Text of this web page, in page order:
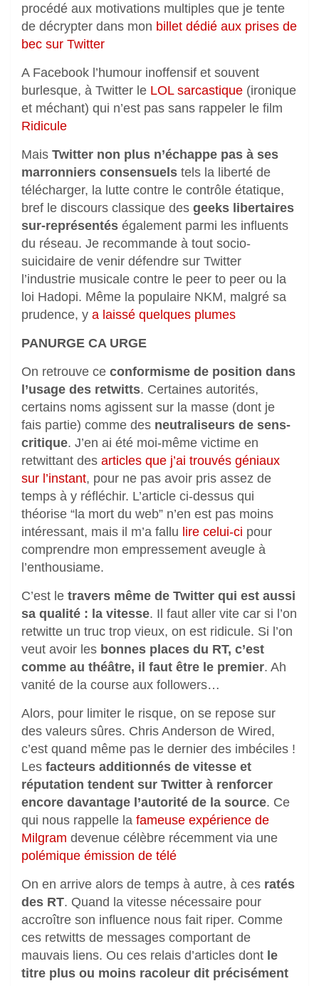
procédé aux motivations multiples que je tente
de décrypter dans mon billet dédié aux prises de
bec sur Twitter
A Facebook l’humour inoffensif et souvent
burlesque, à Twitter le LOL sarcastique (ironique
et méchant) qui n’est pas sans rappeler le film
Ridicule
Mais Twitter non plus n’échappe pas à ses
marronniers consensuels tels la liberté de
télécharger, la lutte contre le contrôle étatique,
bref le discours classique des geeks libertaires
sur-représentés également parmi les influents
du réseau. Je recommande à tout socio-
suicidaire de venir défendre sur Twitter
l’industrie musicale contre le peer to peer ou la
loi Hadopi. Même la populaire NKM, malgré sa
prudence, y a laissé quelques plumes
PANURGE CA URGE
On retrouve ce conformisme de position dans
l’usage des retwitts. Certaines autorités,
certains noms agissent sur la masse (dont je
fais partie) comme des neutraliseurs de sens-
critique. J’en ai été moi-même victime en
retwittant des articles que j’ai trouvés géniaux
sur l’instant, pour ne pas avoir pris assez de
temps à y réfléchir. L’article ci-dessus qui
théorise “la mort du web” n’en est pas moins
intéressant, mais il m’a fallu lire celui-ci pour
comprendre mon empressement aveugle à
l’enthousiame.
C’est le travers même de Twitter qui est aussi
sa qualité : la vitesse. Il faut aller vite car si l’on
retwitte un truc trop vieux, on est ridicule. Si l’on
veut avoir les bonnes places du RT, c’est
comme au théâtre, il faut être le premier. Ah
vanité de la course aux followers…
Alors, pour limiter le risque, on se repose sur
des valeurs sûres. Chris Anderson de Wired,
c’est quand même pas le dernier des imbéciles !
Les facteurs additionnés de vitesse et
réputation tendent sur Twitter à renforcer
encore davantage l’autorité de la source. Ce
qui nous rappelle la fameuse expérience de
Milgram devenue célèbre récemment via une
polémique émission de télé
On en arrive alors de temps à autre, à ces ratés
des RT. Quand la vitesse nécessaire pour
accroître son influence nous fait riper. Comme
ces retwitts de messages comportant de
mauvais liens. Ou ces relais d’articles dont le
titre plus ou moins racoleur dit précisément